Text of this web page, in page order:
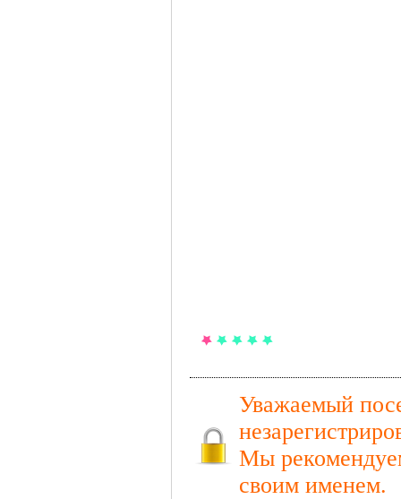
Уважаемый
Мы
своим именем.